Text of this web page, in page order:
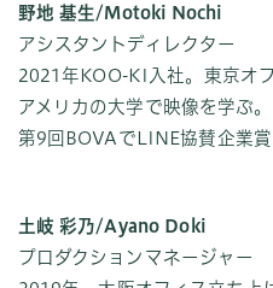
野地 基生/Motoki Nochi
アシスタントディレクター
2021年KOO-KI入社。東京オ
アメリカの大学で映像を学ぶ。
第9回BOVAでLINE協賛企業賞
土岐 彩乃/Ayano Doki
プロダクションマネージャー